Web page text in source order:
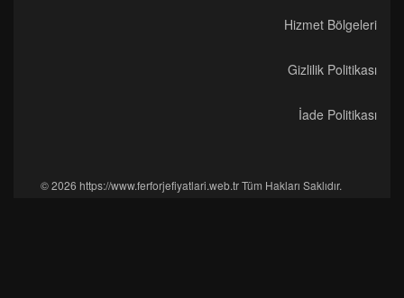
Hizmet Bölgeleri
Gizlilik Politikası
İade Politikası
© 2026 https://www.ferforjefiyatlari.web.tr Tüm Hakları Saklıdır.